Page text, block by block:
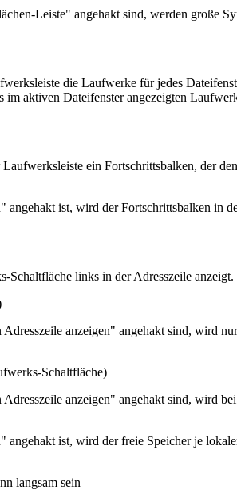
Leiste" angehakt sind, werden große
die Laufwerke für jedes
im aktiven Dateifenster angezeigten
ein Fortschrittsbalken, der
angehakt ist, wird der Fortschrittsbalken in
Schaltfläche links in der Adresszeile anzeigt.
anzeigen" angehakt sind, wird
Schaltfläche)
anzeigen" angehakt sind, wird bei
angehakt ist, wird der freie Speicher je
langsam sein